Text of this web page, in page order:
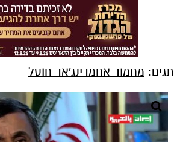
תגים: מחמוד אחמדינג'אד חוסל